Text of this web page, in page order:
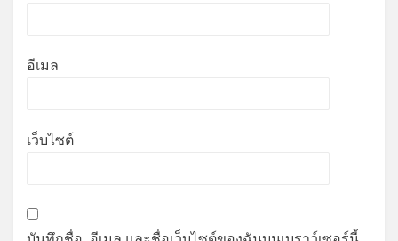
อีเมล
เว็บไซต์